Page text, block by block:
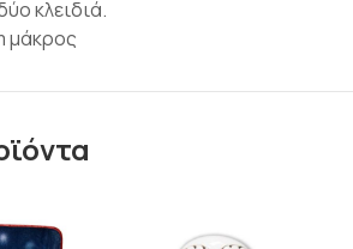
κλειδιά.
μάκρος